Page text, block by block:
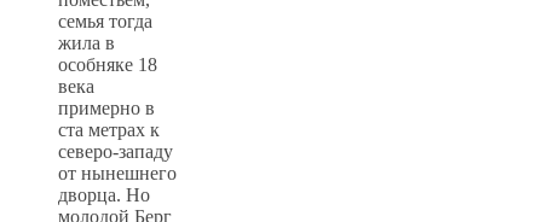
семья тогда
жила в
особняке 18
века
примерно в
ста метрах к
северо-западу
от нынешнего
дворца. Но
молодой Берг